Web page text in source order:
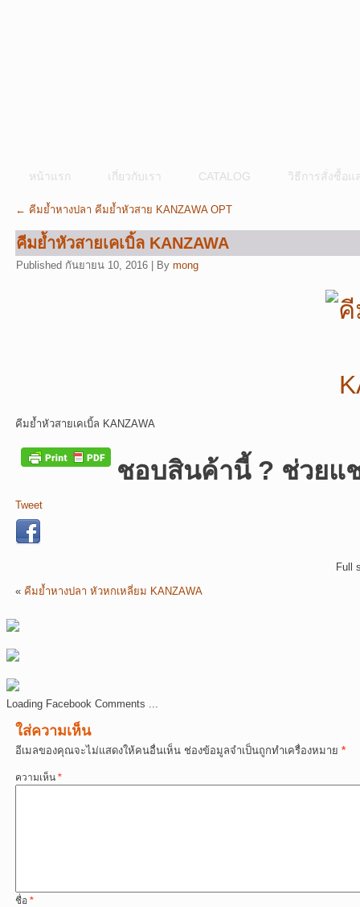
หน้าแรก เกี่ยวกับเรา CATALOG วิธีการสั่งซื้อแ
← คีมย้ำหางปลา คีมย้ำหัวสาย KANZAWA OPT
คีมย้ำหัวสายเคเบิ้ล KANZAWA
Published กันยายน 10, 2016 By mong
คีมย้ำหัวสายเคเบิ้ล KANZAWA
ชอบสินค้านี้ ? ช่วยแ
Tweet
Full
« คีมย้ำหางปลา หัวหกเหลี่ยม KANZAWA
Loading Facebook Comments ...
ใส่ความเห็น
อีเมลของคุณจะไม่แสดงให้คนอื่นเห็น ช่องข้อมูลจำเป็นถูกทำเครื่องหมาย *
ความเห็น *
ชื่อ *